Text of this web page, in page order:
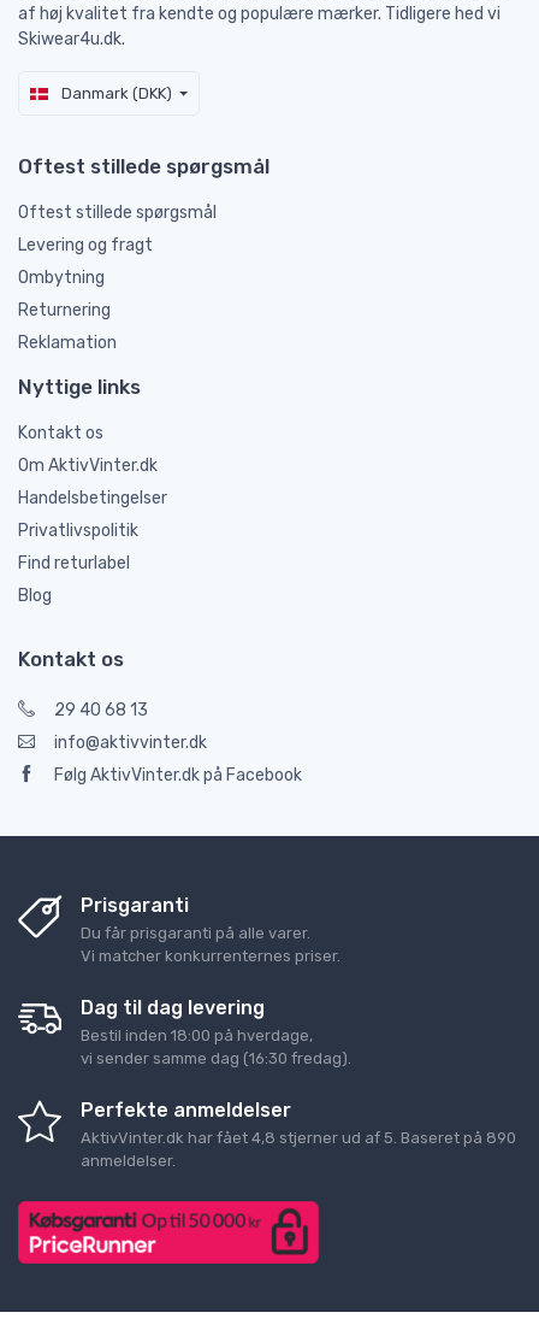
af høj kvalitet fra kendte og populære mærker. Tidligere hed vi
Skiwear4u.dk.
Danmark (DKK)
Oftest stillede spørgsmål
Oftest stillede spørgsmål
Levering og fragt
Ombytning
Returnering
Reklamation
Nyttige links
Kontakt os
Om AktivVinter.dk
Handelsbetingelser
Privatlivspolitik
Find returlabel
Blog
Kontakt os
29 40 68 13
info@aktivvinter.dk
Følg AktivVinter.dk på Facebook
Prisgaranti
Du får prisgaranti på alle varer.
Vi matcher konkurrenternes priser.
Dag til dag levering
Bestil inden 18:00 på hverdage,
vi sender samme dag (16:30 fredag).
Perfekte anmeldelser
AktivVinter.dk har fået 4,8 stjerner ud af 5 . Baseret på 890
anmeldelser.